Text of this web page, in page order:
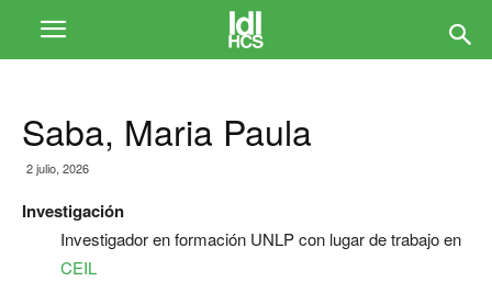
Saba, Maria Paula
2 julio, 2026
Investigación
Investigador en formación UNLP con lugar de trabajo en
CEIL